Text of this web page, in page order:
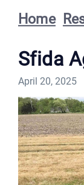
Home
Sfida
April 20, 2025